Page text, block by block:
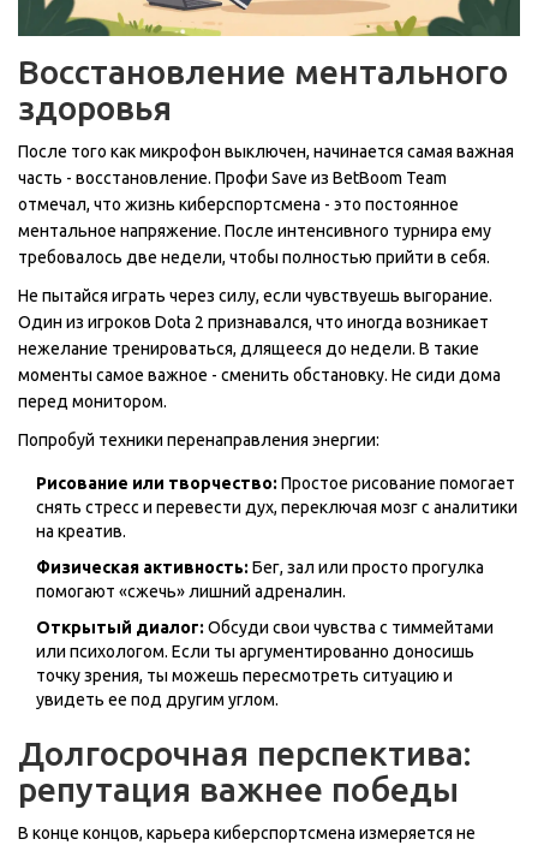
Восстановление ментального
здоровья
После того как микрофон выключен, начинается самая важная
часть - восстановление. Профи Save из BetBoom Team
отмечал, что жизнь киберспортсмена - это постоянное
ментальное напряжение. После интенсивного турнира ему
требовалось две недели, чтобы полностью прийти в себя.
Не пытайся играть через силу, если чувствуешь выгорание.
Один из игроков Dota 2 признавался, что иногда возникает
нежелание тренироваться, длящееся до недели. В такие
моменты самое важное - сменить обстановку. Не сиди дома
перед монитором.
Попробуй техники перенаправления энергии:
Рисование или творчество: Простое рисование помогает
снять стресс и перевести дух, переключая мозг с аналитики
на креатив.
Физическая активность: Бег, зал или просто прогулка
помогают «сжечь» лишний адреналин.
Открытый диалог: Обсуди свои чувства с тиммейтами
или психологом. Если ты аргументированно доносишь
точку зрения, ты можешь пересмотреть ситуацию и
увидеть ее под другим углом.
Долгосрочная перспектива:
репутация важнее победы
В конце концов, карьера киберспортсмена измеряется не